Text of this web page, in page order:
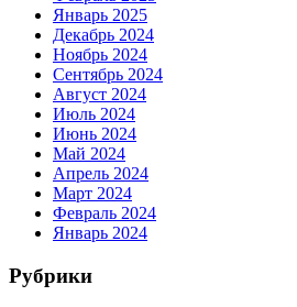
Январь 2025
Декабрь 2024
Ноябрь 2024
Сентябрь 2024
Август 2024
Июль 2024
Июнь 2024
Май 2024
Апрель 2024
Март 2024
Февраль 2024
Январь 2024
Рубрики